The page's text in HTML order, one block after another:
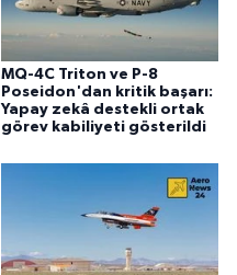
MQ-4C Triton ve P-8
Poseidon'dan kritik başarı:
Yapay zekâ destekli ortak
görev kabiliyeti gösterildi